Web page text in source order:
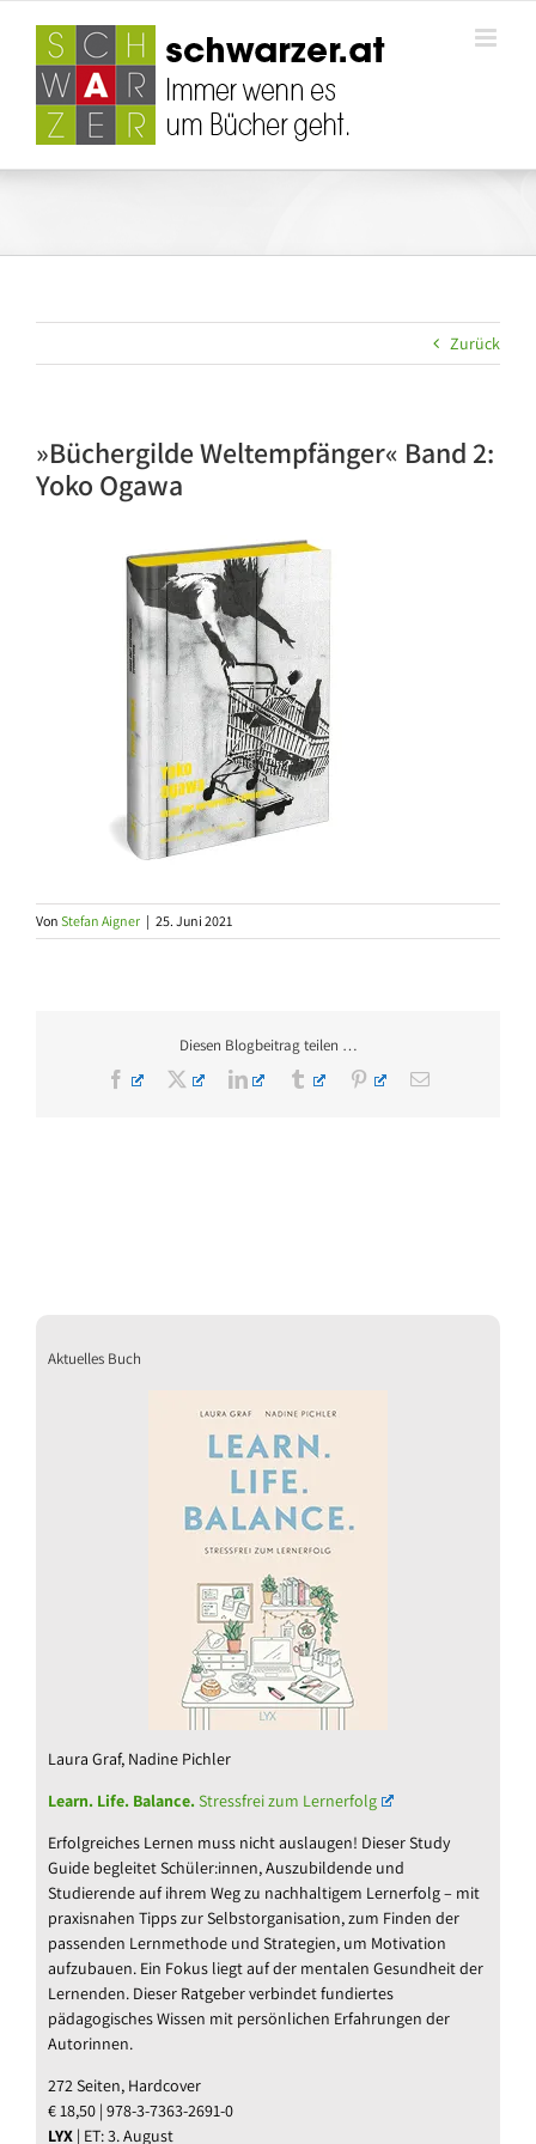
springen
Zurück
»Büchergilde Weltempfänger« Band 2:
Yoko Ogawa
Von Stefan Aigner | 25. Juni 2021
Diesen Blogbeitrag teilen …
Facebook
X LinkedInTumblr PinterestE-
Aktuelles Buch
Laura Graf, Nadine Pichler
Learn. Life. Balance.Stressfrei zum Lernerfolg
Erfolgreiches Lernen muss nicht auslaugen! Dieser Study
Guide begleitet Schüler:innen, Auszubildende und
Studierende auf ihrem Weg zu nachhaltigem Lernerfolg – mit
praxisnahen Tipps zur Selbstorganisation, zum Finden der
passenden Lernmethode und Strategien, um Motivation
aufzubauen. Ein Fokus liegt auf der mentalen Gesundheit der
Lernenden. Dieser Ratgeber verbindet fundiertes
pädagogisches Wissen mit persönlichen Erfahrungen der
Autorinnen.
272 Seiten, Hardcover
€ 18,50 | 978-3-7363-2691-0
LYX | ET: 3. August